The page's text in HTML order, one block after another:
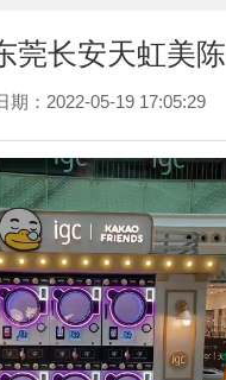
莞长安天虹美陈
期：2022-05-19 17:05:29